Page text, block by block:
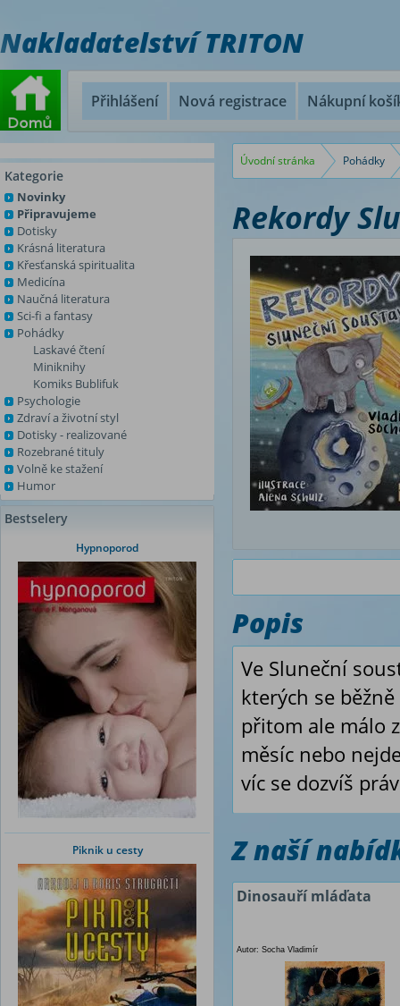
Nakladatelství TRITON
Přihlášení Nová registrace Nákupní
Kategorie
Novinky
Připravujeme
Dotisky
Krásná literatura
Křesťanská spiritualita
Medicína
Naučná literatura
Sci-fi a fantasy
Pohádky
Laskavé čtení
Miniknihy
Komiks Bublifuk
Psychologie
Zdraví a životní styl
Dotisky - realizované
Rozebrané tituly
Volně ke stažení
Humor
Bestselery
Hypnoporod
Piknik u cesty
Úvodní stránka Pohádky
Rekordy
Popis
Ve Sluneční
kterých se
přitom ale málo
měsíc nebo
víc se dozvíš
Z naší
Dinosauří mláďata
Autor: Socha Vladimír